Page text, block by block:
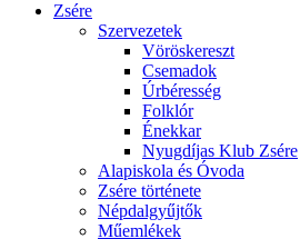
Zsére
Szervezetek
Vöröskereszt
Csemadok
Úrbéresség
Folklór
Énekkar
Nyugdíjas Klub Zsére
Alapiskola és Óvoda
Zsére története
Népdalgyűjtők
Műemlékek